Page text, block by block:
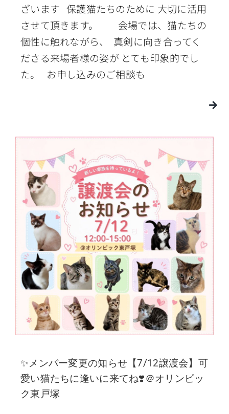
ざいます 保護猫たちのために 大切に活用
させて頂きます。 会場では、猫たちの
個性に触れながら、 真剣に向き合ってく
ださる来場者様の姿が とても印象的でし
た。 お申し込みのご相談も
✨メンバー変更の知らせ【7/12譲渡会】可
愛い猫たちに逢いに来てね❣️＠オリンピッ
ク東戸塚